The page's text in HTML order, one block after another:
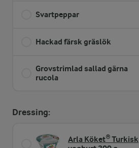
Svartpeppar
Hackad färsk gräslök
Grovstrimlad sallad gärna
rucola
Dressing:
Arla Köket® Turkisk